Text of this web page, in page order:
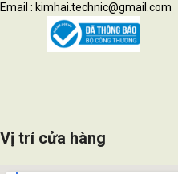
Email : kimhai.technic@gmail.com
Vị trí cửa hàng